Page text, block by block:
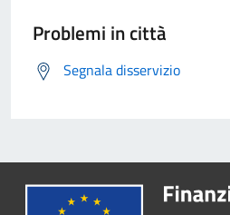
Problemi in città
Segnala disservizio